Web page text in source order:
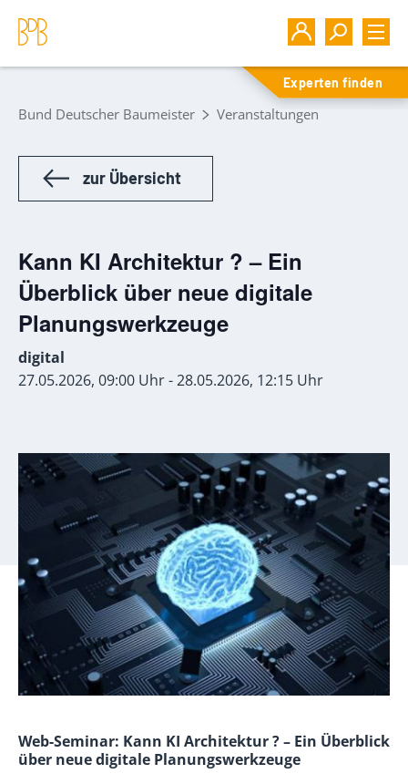
Experten finden
Bund Deutscher Baumeister Veranstaltungen
zur Übersicht
Kann KI Architektur ? – Ein
Überblick über neue digitale
Planungswerkzeuge
digital
27.05.2026, 09:00 Uhr - 28.05.2026, 12:15 Uhr
Web-Seminar: Kann KI Architektur ? – Ein Überblick
über neue digitale Planungswerkzeuge